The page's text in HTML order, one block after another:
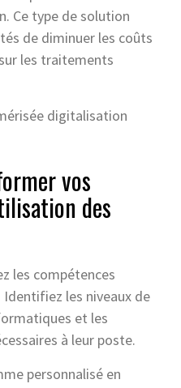
Ce type de solution
de diminuer les coûts
les traitements
vos
des
les compétences
les niveaux de
et les
à leur poste.
personnalisé en